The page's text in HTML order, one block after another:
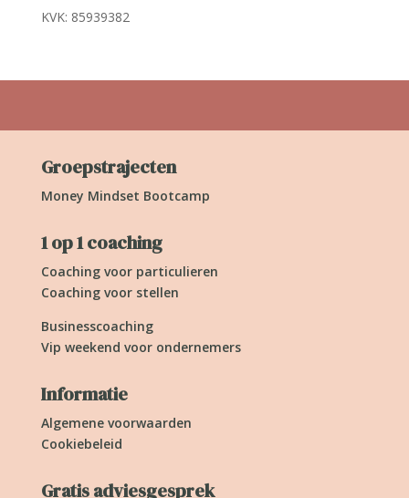
KVK: 85939382
Groepstrajecten
Money Mindset Bootcamp
1 op 1 coaching
Coaching voor particulieren
Coaching voor stellen
Businesscoaching
Vip weekend voor ondernemers
Informatie
Algemene voorwaarden
Cookiebeleid
Gratis adviesgesprek